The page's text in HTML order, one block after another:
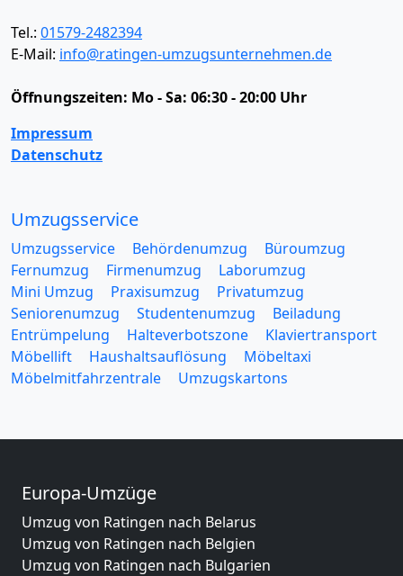
Tel.: 01579-2482394
E-Mail: info@ratingen-umzugsunternehmen.de
Öffnungszeiten: Mo - Sa: 06:30 - 20:00 Uhr
Impressum
Datenschutz
Umzugsservice
Umzugsservice Behördenumzug
Büroumzug
Fernumzug
Firmenumzug
Laborumzug
Mini Umzug
Praxisumzug
Privatumzug
Seniorenumzug
Studentenumzug
Beiladung
Entrümpelung
Halteverbotszone
Klaviertransport
Möbellift
Haushaltsauflösung
Möbeltaxi
Möbelmitfahrzentrale
Umzugskartons
Europa-Umzüge
Umzug von Ratingen nach Belarus
Umzug von Ratingen nach Belgien
Umzug von Ratingen nach Bulgarien